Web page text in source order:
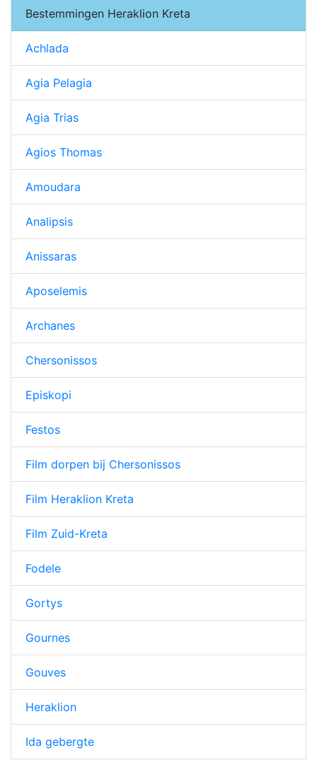
Bestemmingen Heraklion Kreta
Achlada
Agia Pelagia
Agia Trias
Agios Thomas
Amoudara
Analipsis
Anissaras
Aposelemis
Archanes
Chersonissos
Episkopi
Festos
Film dorpen bij Chersonissos
Film Heraklion Kreta
Film Zuid-Kreta
Fodele
Gortys
Gournes
Gouves
Heraklion
Ida gebergte